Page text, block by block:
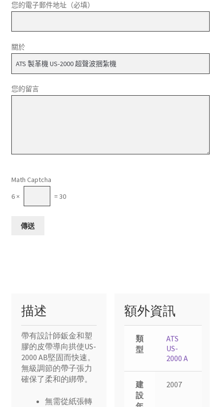
您的電子郵件地址（必填）
關於
您的留言
Math Captcha
6 ×
= 30
描述
帶有設計師鈑金和塑
膠的皮帶導向拱使US-
2000 AB堅固而快速。
無級調節的帶子張力
確保了柔和的綁帶。
無需從紙張轉
額外資訊
類
型
ATS
US-
2000 A
建
設
2007